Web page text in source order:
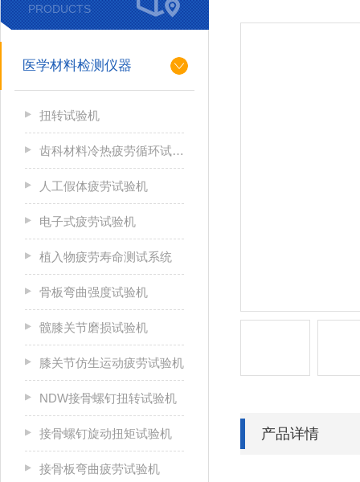
PRODUCTS
医学材料检测仪器
扭转试验机
齿科材料冷热疲劳循环试验机
人工假体疲劳试验机
电子式疲劳试验机
植入物疲劳寿命测试系统
骨板弯曲强度试验机
髋膝关节磨损试验机
膝关节仿生运动疲劳试验机
NDW接骨螺钉扭转试验机
接骨螺钉旋动扭矩试验机
接骨板弯曲疲劳试验机
产品详情